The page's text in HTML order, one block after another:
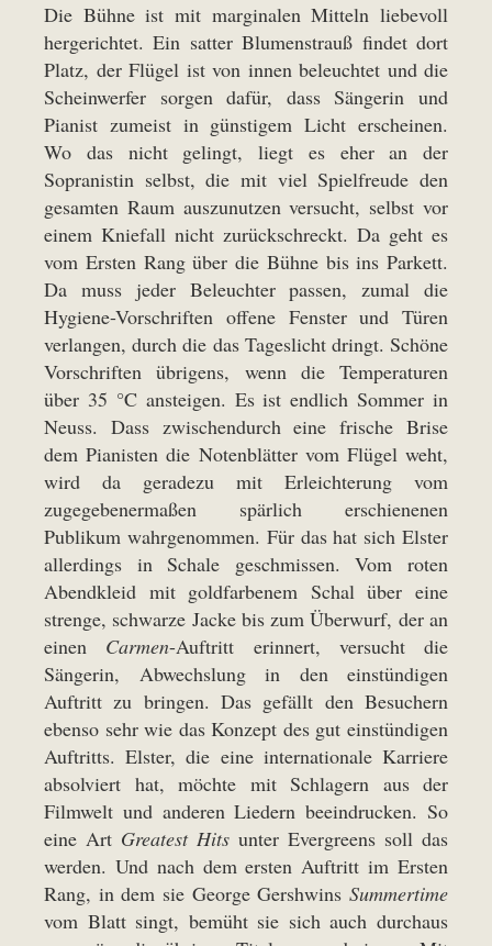
Die Bühne ist mit marginalen Mitteln liebevoll
hergerichtet. Ein satter Blumenstrauß findet dort
Platz, der Flügel ist von innen beleuchtet und die
Scheinwerfer sorgen dafür, dass Sängerin und
Pianist zumeist in günstigem Licht erscheinen.
Wo das nicht gelingt, liegt es eher an der
Sopranistin selbst, die mit viel Spielfreude den
gesamten Raum auszunutzen versucht, selbst vor
einem Kniefall nicht zurückschreckt. Da geht es
vom Ersten Rang über die Bühne bis ins Parkett.
Da muss jeder Beleuchter passen, zumal die
Hygiene-Vorschriften offene Fenster und Türen
verlangen, durch die das Tageslicht dringt. Schöne
Vorschriften übrigens, wenn die Temperaturen
über 35 °C ansteigen. Es ist endlich Sommer in
Neuss. Dass zwischendurch eine frische Brise
dem Pianisten die Notenblätter vom Flügel weht,
wird da geradezu mit Erleichterung vom
zugegebenermaßen spärlich erschienenen
Publikum wahrgenommen. Für das hat sich Elster
allerdings in Schale geschmissen. Vom roten
Abendkleid mit goldfarbenem Schal über eine
strenge, schwarze Jacke bis zum Überwurf, der an
einen Carmen-Auftritt erinnert, versucht die
Sängerin, Abwechslung in den einstündigen
Auftritt zu bringen. Das gefällt den Besuchern
ebenso sehr wie das Konzept des gut einstündigen
Auftritts. Elster, die eine internationale Karriere
absolviert hat, möchte mit Schlagern aus der
Filmwelt und anderen Liedern beeindrucken. So
eine Art Greatest Hits unter Evergreens soll das
werden. Und nach dem ersten Auftritt im Ersten
Rang, in dem sie George Gershwins Summertime
vom Blatt singt, bemüht sie sich auch durchaus